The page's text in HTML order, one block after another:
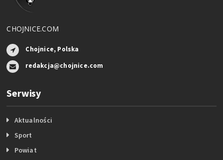
CHOJNICE.COM
Chojnice, Polska
redakcja@chojnice.com
Serwisy
Aktualności
Sport
Powiat